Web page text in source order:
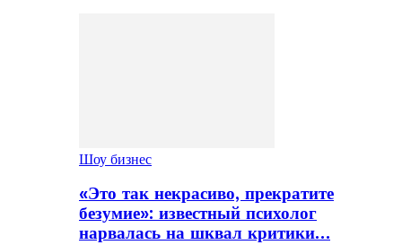
Шоу бизнес
«Это так некрасиво, прекратите
безумие»: известный психолог
нарвалась на шквал критики…